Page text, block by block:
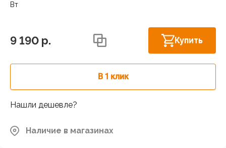
Вт
9 190 p. Купить
В 1 клик
Нашли дешевле?
Наличие в магазинах
Московская область, Ленинский г.о.,
г.Балашиха: шоссе Энтузиастов,
В наличии
Москва, Каширский проезд, 23с14
Московская область, Мытищинский